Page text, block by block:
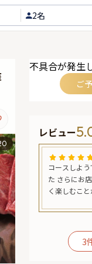
2名
不具合が発生
ご
レビュー
思い
長の
て、
過ご
来ら
あり
コースしよ
た さらにお
く楽しむこ
3